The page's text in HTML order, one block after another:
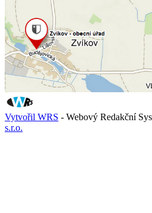
Vytvořil WRS - Webový Redakční
s.r.o.